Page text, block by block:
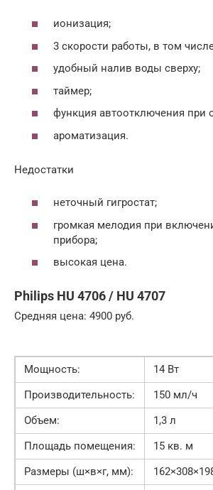
ионизация;
3 скорости работы, в том
удобный налив воды сверху;
таймер;
функция автоотключения при
ароматизация.
Недостатки
неточный гигростат;
громкая мелодия при
прибора;
высокая цена.
Philips HU 4706 / HU 4707
Средняя цена: 4900 руб.
Мощность:
14 Вт
Производительность:
150 мл/ч
Объем:
1,3 л
Площадь помещения:
15 кв. м
Размеры (ш×в×г, мм):